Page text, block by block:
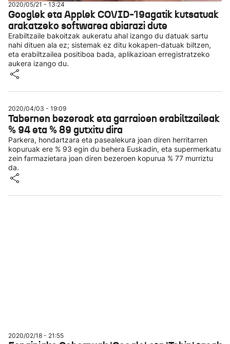
2020/05/21 - 13:24
Googlek eta Applek COVID-19agatik kutsatuak
arakatzeko softwarea abiarazi dute
Erabiltzaile bakoitzak aukeratu ahal izango du datuak sartu
nahi dituen ala ez; sistemak ez ditu kokapen-datuak biltzen,
eta erabiltzailea positiboa bada, aplikazioan erregistratzeko
aukera izango du.
2020/04/03 - 19:09
Tabernen bezeroak eta garraioen erabiltzaileak
% 94 eta % 89 gutxitu dira
Parkera, hondartzara eta pasealekura joan diren herritarren
kopuruak ere % 93 egin du behera Euskadin, eta supermerkatu
zein farmazietara joan diren bezeroen kopurua % 77 murriztu
da.
2020/02/18 - 21:55